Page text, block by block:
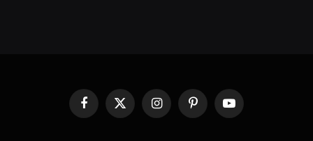
Facebook
X
InstagramPinterestYouTube